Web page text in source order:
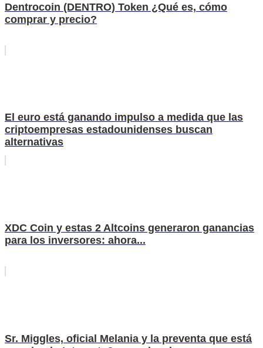
Dentrocoin (DENTRO) Token ¿Qué es, cómo
comprar y precio?
El euro está ganando impulso a medida que las
criptoempresas estadounidenses buscan
alternativas
XDC Coin y estas 2 Altcoins generaron ganancias
para los inversores: ahora...
Sr. Miggles, oficial Melania y la preventa que está